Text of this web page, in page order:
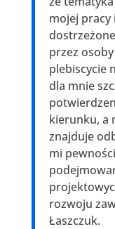
mojej pracy
przez
plebiscycie
dla mnie
kierunku, a
znajduje
mi
rozwoju
Łaszczuk.